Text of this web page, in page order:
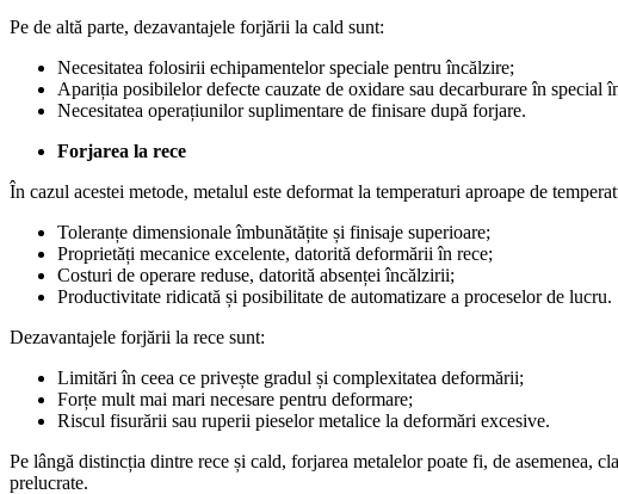
Pe de altă parte, dezavantajele forjării la cald sunt:
Necesitatea folosirii echipamentelor speciale pentru încălzire;
Apariția posibilelor defecte cauzate de oxidare sau decarburare în special
Necesitatea operațiunilor suplimentare de finisare după forjare.
Forjarea la rece
În cazul acestei metode, metalul este deformat la temperaturi aproape de
Toleranțe dimensionale îmbunătățite și finisaje superioare;
Proprietăți mecanice excelente, datorită deformării în rece;
Costuri de operare reduse, datorită absenței încălzirii;
Productivitate ridicată și posibilitate de automatizare a proceselor de lucru.
Dezavantajele forjării la rece sunt:
Limitări în ceea ce privește gradul și complexitatea deformării;
Forțe mult mai mari necesare pentru deformare;
Riscul fisurării sau ruperii pieselor metalice la deformări excesive.
Pe lângă distincția dintre rece și cald, forjarea metalelor poate fi, de asemenea,
prelucrate.